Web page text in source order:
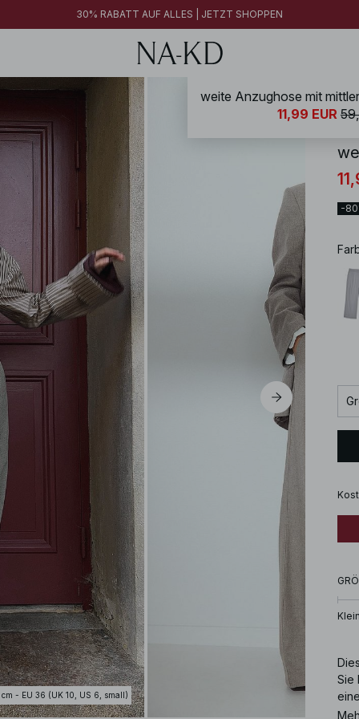
30% RABATT AUF ALLES | JETZT SHOPPEN
cm - EU 36 (UK 10, US 6, small)
NA-
-
Sie
weite Anzughose mit
11,99 EUR